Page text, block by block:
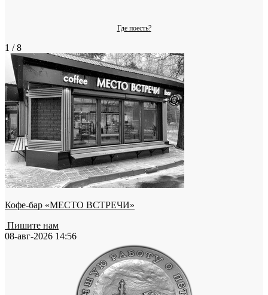
Где поесть?
1 / 8
Кофе-бар «МЕСТО ВСТРЕЧИ»
Пишите нам
08-авг-2026 14:56